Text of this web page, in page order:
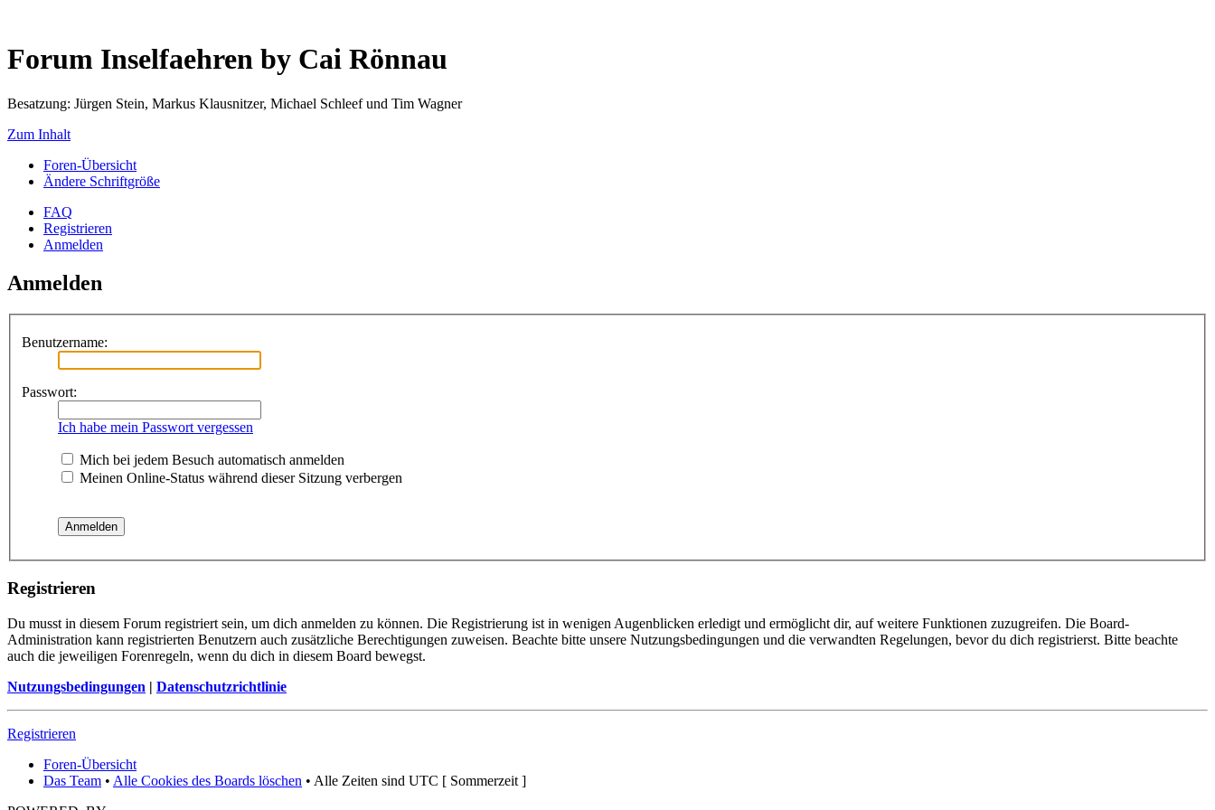
Forum Inselfaehren by Cai Rönnau
Besatzung: Jürgen Stein, Markus Klausnitzer, Michael Schleef und Tim Wagner
Zum Inhalt
Foren-Übersicht
Ändere Schriftgröße
FAQ
Registrieren
Anmelden
Anmelden
Benutzername:
Passwort:
Ich habe mein Passwort vergessen
Mich bei jedem Besuch automatisch anmelden
Meinen Online-Status während dieser Sitzung verbergen
Registrieren
Du musst in diesem Forum registriert sein, um dich anmelden zu können. Die Registrierung ist in wenigen Augenblicken erledigt und ermöglicht dir, auf weitere Funktionen zuzugreifen. Die Board-
Administration kann registrierten Benutzern auch zusätzliche Berechtigungen zuweisen. Beachte bitte unsere Nutzungsbedingungen und die verwandten Regelungen, bevor du dich registrierst. Bitte beachte
auch die jeweiligen Forenregeln, wenn du dich in diesem Board bewegst.
Nutzungsbedingungen | Datenschutzrichtlinie
Registrieren
Foren-Übersicht
Das Team • Alle Cookies des Boards löschen • Alle Zeiten sind UTC [ Sommerzeit ]